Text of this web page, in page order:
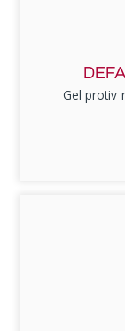
Gel protiv